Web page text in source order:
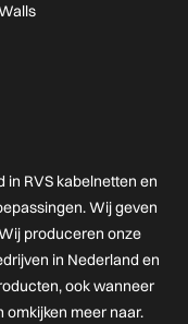
RVS kabelnetten en
Wij geven
produceren onze
in Nederland en
ook wanneer
omkijken meer naar.